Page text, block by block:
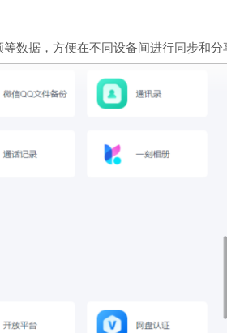
数据，方便在不同设备间进行同步和分